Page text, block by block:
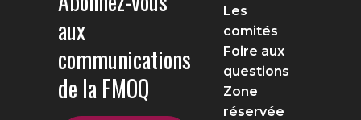
aux
communications
de la FMOQ
Les
comités
Foire aux
questions
Zone
réservée